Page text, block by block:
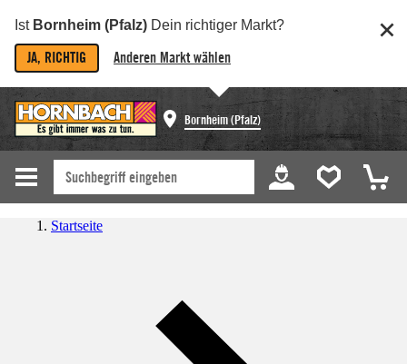
Ist Bornheim (Pfalz) Dein richtiger Markt?
JA, RICHTIG Anderen Markt wählen
Bornheim (Pfalz)
Startseite